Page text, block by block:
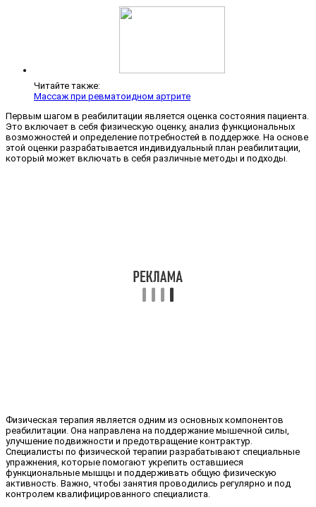
Читайте также:
Массаж при ревматоидном артрите
Первым шагом в реабилитации является оценка состояния пациента.
Это включает в себя физическую оценку, анализ функциональных
возможностей и определение потребностей в поддержке. На основе
этой оценки разрабатывается индивидуальный план реабилитации,
который может включать в себя различные методы и подходы.
Физическая терапия является одним из основных компонентов
реабилитации. Она направлена на поддержание мышечной силы,
улучшение подвижности и предотвращение контрактур.
Специалисты по физической терапии разрабатывают специальные
упражнения, которые помогают укрепить оставшиеся
функциональные мышцы и поддерживать общую физическую
активность. Важно, чтобы занятия проводились регулярно и под
контролем квалифицированного специалиста.